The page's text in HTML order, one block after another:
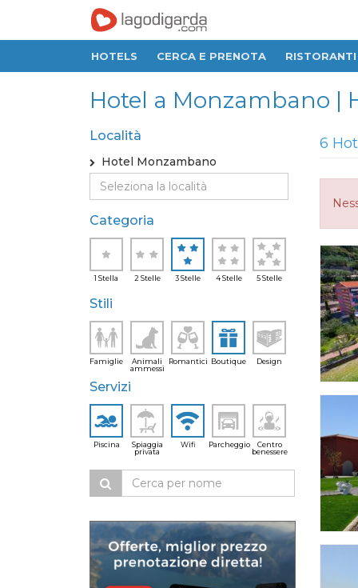
HOTELS CERCA E PRENOTA RISTORANTI
Hotel a Monzambano |
Località
Hotel Monzambano
Categoria
1 Stella 2 Stelle 3 Stelle 4 Stelle 5 Stelle
Stili
Famiglie
Animali
ammessi
Romantici Boutique Design
Servizi
Piscina
Spiaggia
privata
Wifi Parcheggio
Centro
benessere
6